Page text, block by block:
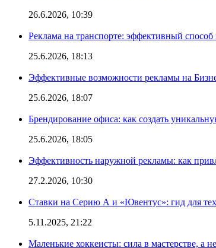
26.6.2026, 10:39
Реклама на транспорте: эффективный
25.6.2026, 18:13
Эффективные возможности рекламы на
25.6.2026, 18:07
Брендирование офиса: как создать
25.6.2026, 18:05
Эффективность наружной рекламы: как
27.2.2026, 10:30
Ставки на Серию А и «Ювентус»: гид для
5.11.2025, 21:22
Маленькие хоккеисты: сила в мастерстве, а